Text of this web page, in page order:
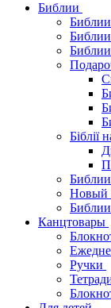
Библии
Библии
Біблії
Новый
Канцтовары
Ручки